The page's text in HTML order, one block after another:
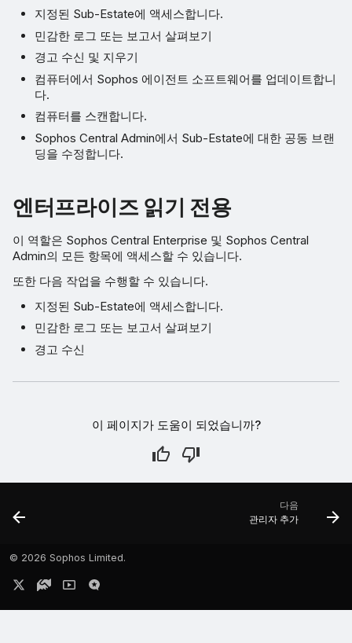
지정된 Sub-Estate에 액세스합니다.
민감한 로그 또는 보고서 살펴보기
경고 수신 및 지우기
컴퓨터에서 Sophos 에이전트 소프트웨어를 업데이트합니
다.
컴퓨터를 스캔합니다.
Sophos Central Admin에서 Sub-Estate에 대한 공동 브랜
딩을 수정합니다.
엔터프라이즈 읽기 전용
이 역할은 Sophos Central Enterprise 및 Sophos Central
Admin의 모든 항목에 액세스할 수 있습니다.
또한 다음 작업을 수행할 수 있습니다.
지정된 Sub-Estate에 액세스합니다.
민감한 로그 또는 보고서 살펴보기
경고 수신
이 페이지가 도움이 되었습니까?
다음
관리자 추가
© 2026 Sophos Limited.